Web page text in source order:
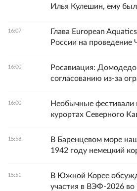
Илья Кулешин, ему
16:07
Глава European
России на проведение
16:00
Росавиация:
согласованию из-за
16:00
Необычные фестивали
курортах Северного
15:58
В Баренцевом море
1942 году немецкий
15:51
В Южной Корее
участия в ВЭФ-2026 во